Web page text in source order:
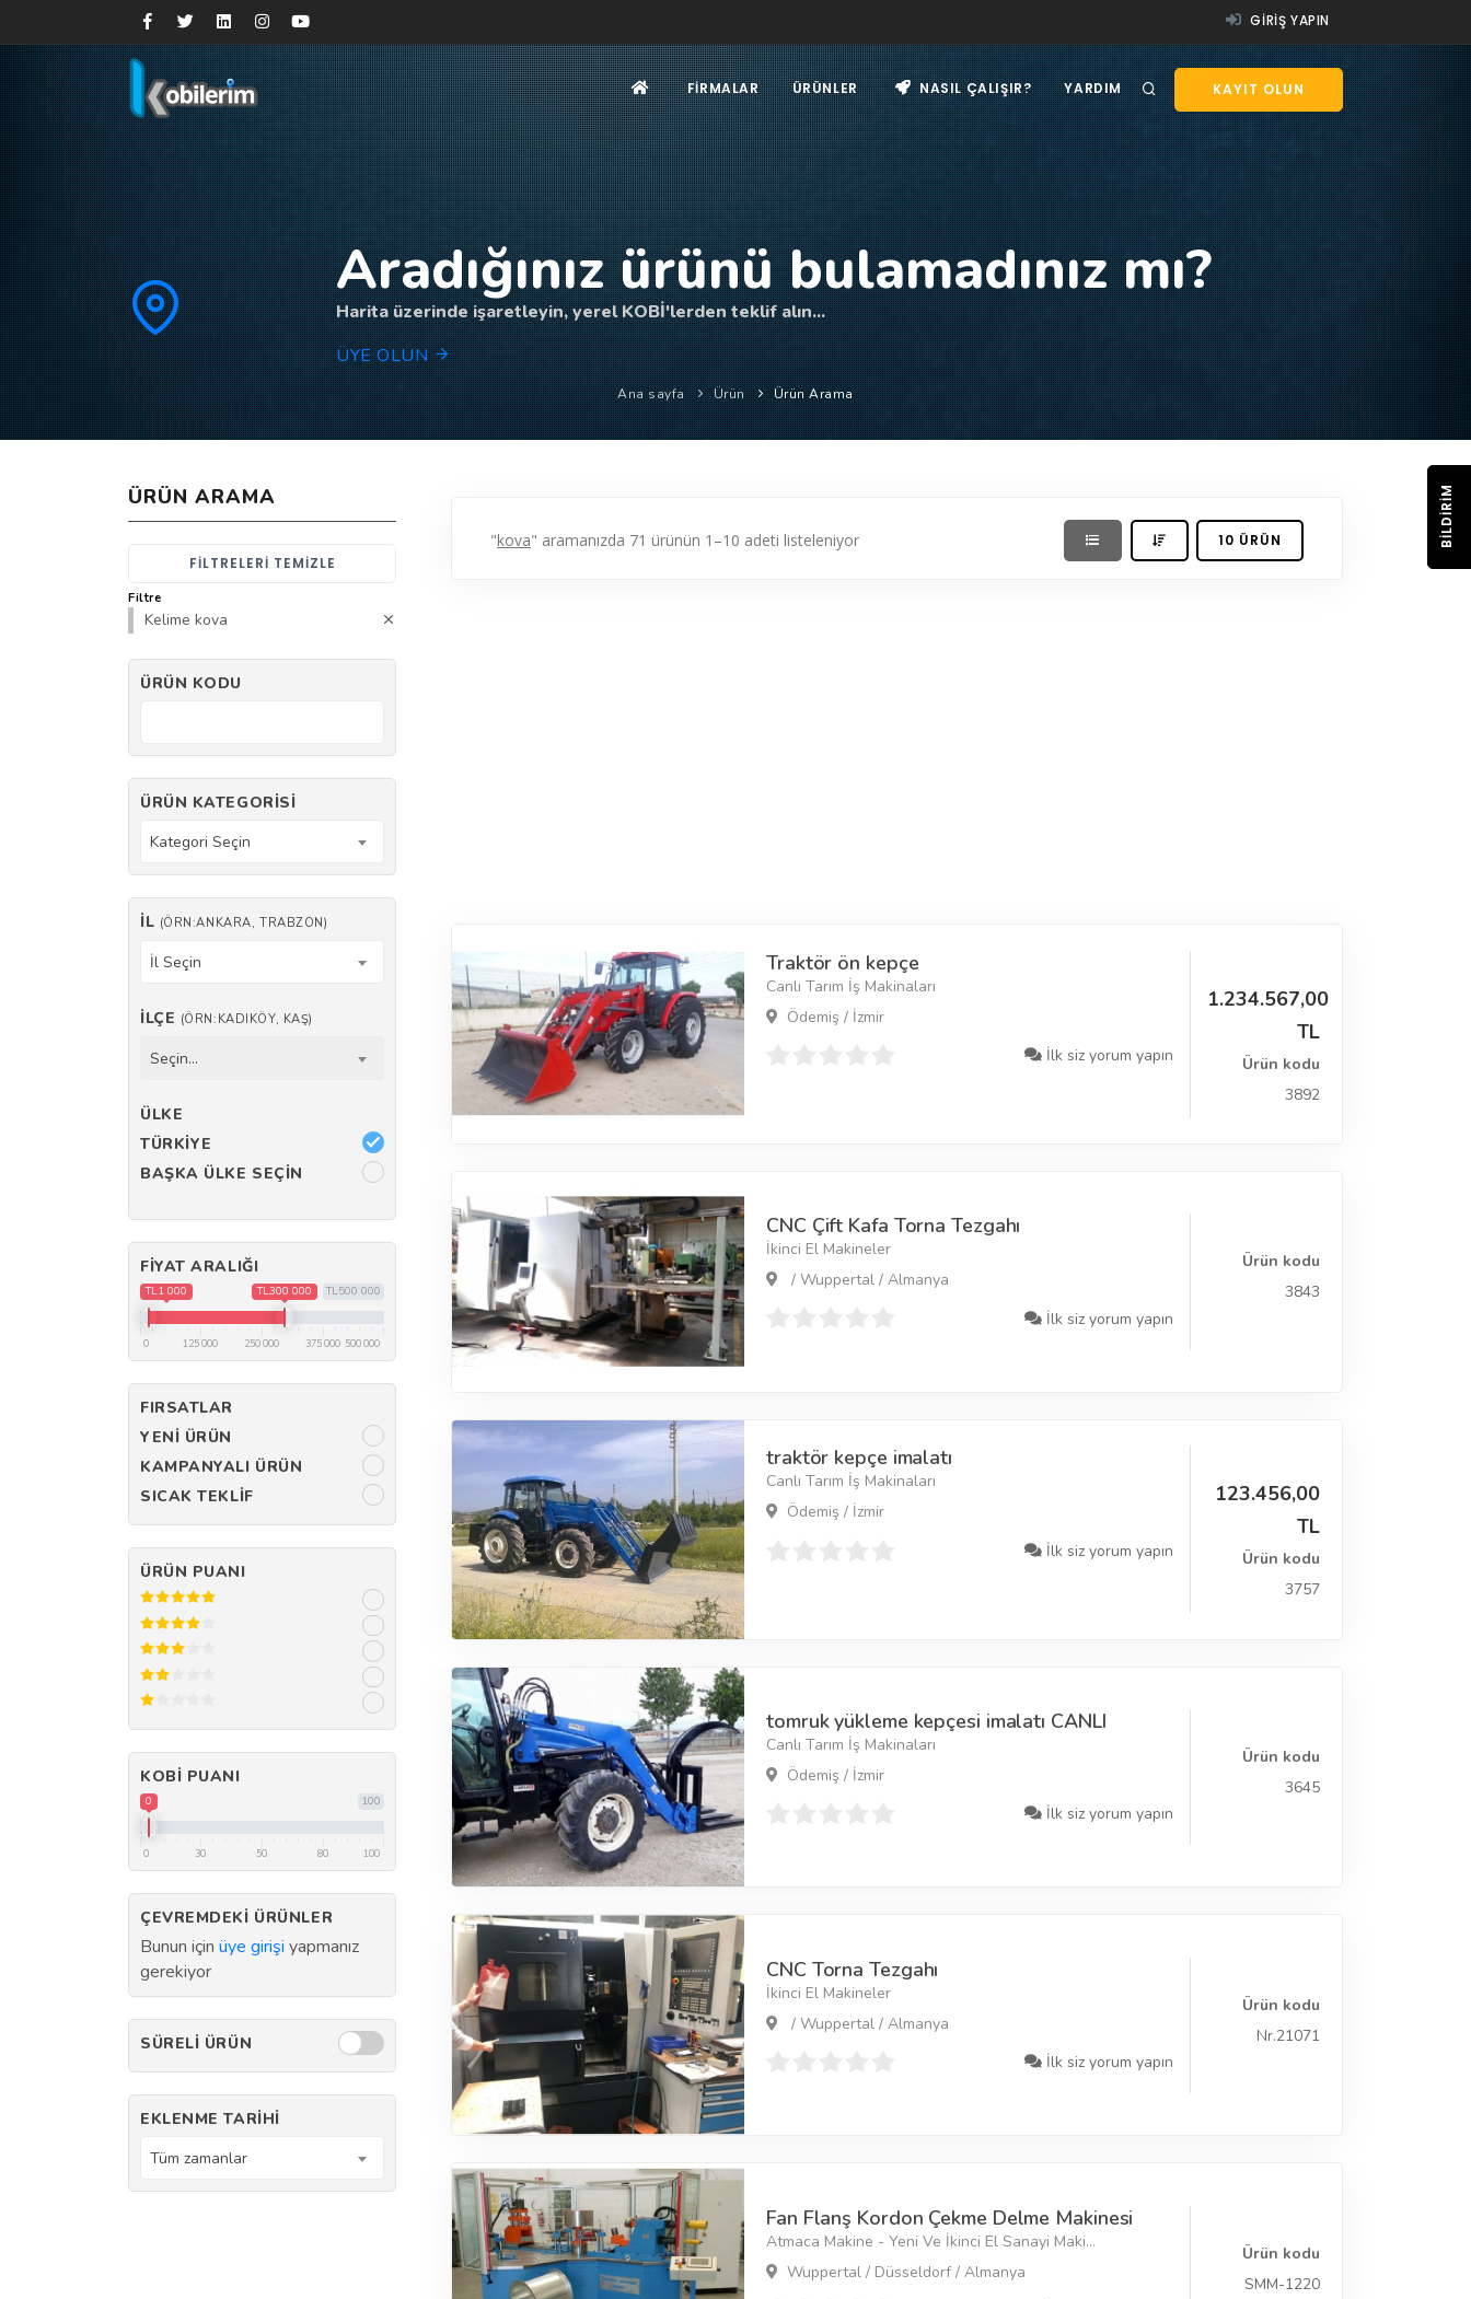
GIRIŞ YAPIN
KAYIT OLUN
FIRMALAR ÜRÜNLER NASIL ÇALIŞIR? YARDIM
Aradığınız ürünü bulamadınız mı?
Harita üzerinde işaretleyin, yerel KOBİ'lerden teklif alın...
ÜYE OLUN
Ana sayfa Ürün Ürün Arama
"kova" aramanızda 71 ürünün 1–10 adeti listeleniyor 10 ÜRÜN
Traktör ön kepçe
Canlı Tarım İş Makinaları
Ödemiş / İzmir
İlk siz yorum yapın
1.234.567,00
TL
Ürün kodu
3892
CNC Çift Kafa Torna Tezgahı
İkinci El Makineler
/ Wuppertal / Almanya
İlk siz yorum yapın
Ürün kodu
3843
traktör kepçe imalatı
Canlı Tarım İş Makinaları
Ödemiş / İzmir
İlk siz yorum yapın
123.456,00
TL
Ürün kodu
3757
tomruk yükleme kepçesi imalatı CANLI
Canlı Tarım İş Makinaları
Ödemiş / İzmir
İlk siz yorum yapın
Ürün kodu
3645
CNC Torna Tezgahı
İkinci El Makineler
/ Wuppertal / Almanya
İlk siz yorum yapın
Ürün kodu
Nr.21071
Fan Flanş Kordon Çekme Delme Makinesi
Atmaca Makine - Yeni Ve İkinci El Sanayi Maki...
Wuppertal / Düsseldorf / Almanya
Ürün kodu
SMM-1220
ÜRÜN ARAMA
FILTRELERI TEMIZLE
Filtre
Kelime kova
ÜRÜN KODU
ÜRÜN KATEGORISI
Kategori Seçin
İL (ÖRN:ANKARA, TRABZON)
İl Seçin
İLÇE (ÖRN:KADIKÖY, KAŞ)
Seçin...
ÜLKE
TÜRKIYE
BAŞKA ÜLKE SEÇIN
FIYAT ARALIĞI
TL500 000
TL1 000 TL300 000
0 125 000 250 000 375 000 500 000
FIRSATLAR
YENI ÜRÜN
KAMPANYALI ÜRÜN
SICAK TEKLIF
ÜRÜN PUANI
KOBI PUANI
100
0
0 30 50 80 100
ÇEVREMDEKI ÜRÜNLER
Bunun için üye girişi yapmanız
gerekiyor
SÜRELI ÜRÜN
EKLENME TARIHI
Tüm zamanlar
BILDIRIM